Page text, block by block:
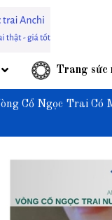
Trang sức
Cổ Ngọc Trai Có